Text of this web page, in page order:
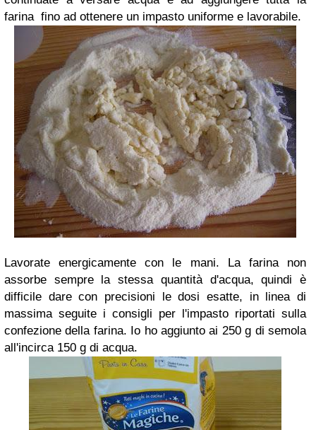
farina fino ad ottenere un impasto uniforme e lavorabile.
Lavorate energicamente con le mani. La farina non
assorbe sempre la stessa quantità d'acqua, quindi è
difficile dare con precisioni le dosi esatte, in linea di
massima seguite i consigli per l'impasto riportati sulla
confezione della farina. Io ho aggiunto ai 250 g di semola
all'incirca 150 g di acqua.